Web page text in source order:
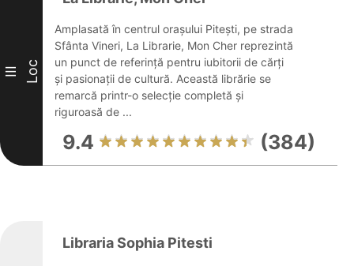
III Loc
Amplasată în centrul orașului Pitești, pe strada
Sfânta Vineri, La Librarie, Mon Cher reprezintă
un punct de referință pentru iubitorii de cărți
și pasionații de cultură. Această librărie se
remarcă printr-o selecție completă și
riguroasă de ...
9.4 (384)
Libraria Sophia Pitesti